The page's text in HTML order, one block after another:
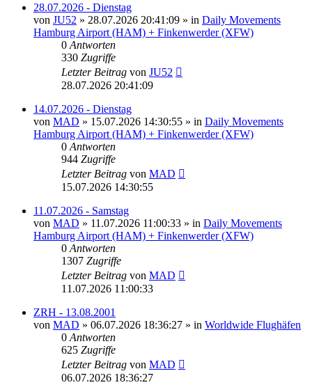
28.07.2026 - Dienstag
von JU52 » 28.07.2026 20:41:09 » in Daily Movements
Hamburg Airport (HAM) + Finkenwerder (XFW)
0 Antworten
330 Zugriffe
Letzter Beitrag von JU52
28.07.2026 20:41:09
14.07.2026 - Dienstag
von MAD » 15.07.2026 14:30:55 » in Daily Movements
Hamburg Airport (HAM) + Finkenwerder (XFW)
0 Antworten
944 Zugriffe
Letzter Beitrag von MAD
15.07.2026 14:30:55
11.07.2026 - Samstag
von MAD » 11.07.2026 11:00:33 » in Daily Movements
Hamburg Airport (HAM) + Finkenwerder (XFW)
0 Antworten
1307 Zugriffe
Letzter Beitrag von MAD
11.07.2026 11:00:33
ZRH - 13.08.2001
von MAD » 06.07.2026 18:36:27 » in Worldwide Flughäfen
0 Antworten
625 Zugriffe
Letzter Beitrag von MAD
06.07.2026 18:36:27